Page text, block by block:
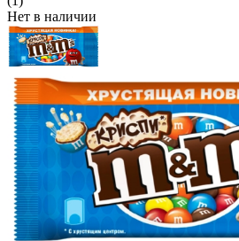
Нет в наличии